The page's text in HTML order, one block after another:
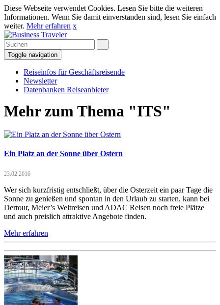
Diese Webseite verwendet Cookies. Lesen Sie bitte die weiteren
Informationen. Wenn Sie damit einverstanden sind, lesen Sie einfach
weiter. Mehr erfahren x
Toggle navigation
Reiseinfos für Geschäftsreisende
Newsletter
Datenbanken Reiseanbieter
Mehr zum Thema "ITS"
Ein Platz an der Sonne über Ostern
23.02.2016
Wer sich kurzfristig entschließt, über die Osterzeit ein paar Tage die
Sonne zu genießen und spontan in den Urlaub zu starten, kann bei
Dertour, Meier’s Weltreisen und ADAC Reisen noch freie Plätze
und auch preislich attraktive Angebote finden.
Mehr erfahren